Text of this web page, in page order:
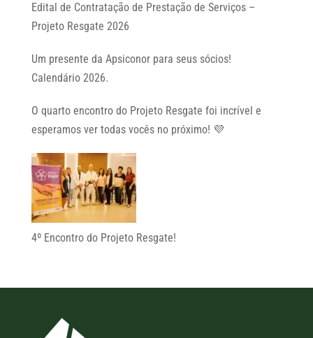
Edital de Contratação de Prestação de Serviços –
Projeto Resgate 2026
Um presente da Apsiconor para seus sócios!
Calendário 2026.
O quarto encontro do Projeto Resgate foi incrível e
esperamos ver todas vocês no próximo! 💜
4º Encontro do Projeto Resgate!